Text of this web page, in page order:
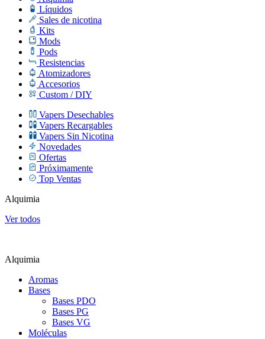
Líquidos
Sales de nicotina
Kits
Mods
Pods
Resistencias
Atomizadores
Accesorios
Custom / DIY
Vapers Desechables
Vapers Recargables
Vapers Sin Nicotina
Novedades
Ofertas
Próximamente
Top Ventas
Alquimia
Ver todos
Alquimia
Aromas
Bases
Bases PDO
Bases PG
Bases VG
Moléculas